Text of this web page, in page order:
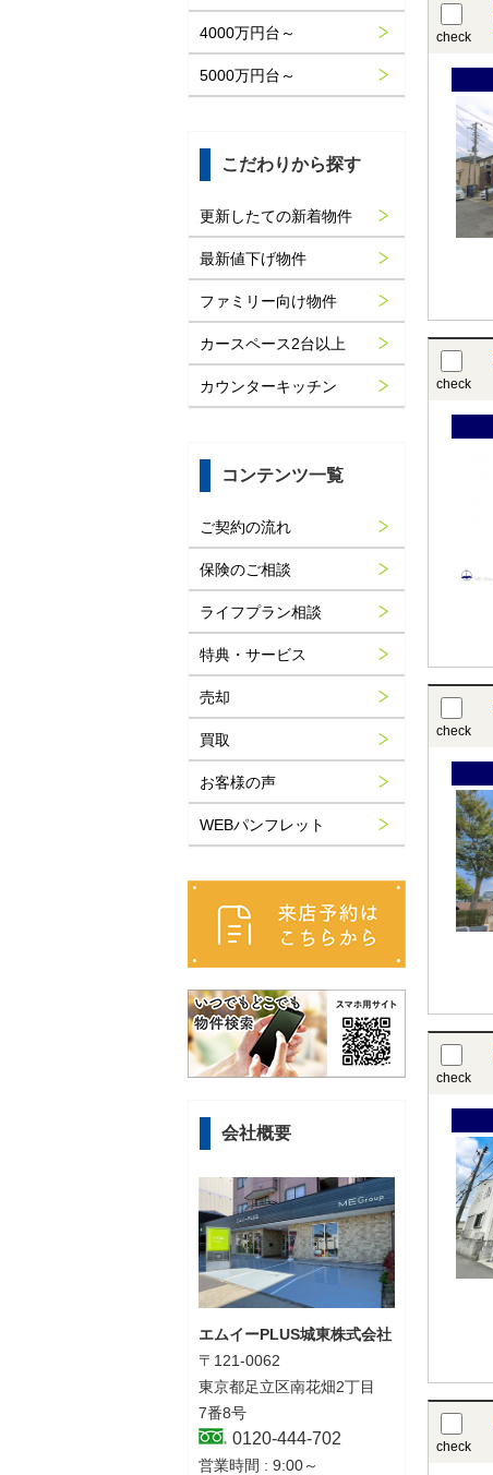
check
check
check
check
check
4000万円台～
5000万円台～
こだわりから探す
更新したての新着物件
最新値下げ物件
ファミリー向け物件
カースペース2台以上
カウンターキッチン
コンテンツ一覧
ご契約の流れ
保険のご相談
ライフプラン相談
特典・サービス
売却
買取
お客様の声
WEBパンフレット
会社概要
エムイーPLUS城東株式会社
〒121-0062
東京都足立区南花畑2丁目
7番8号
0120-444-702
営業時間 : 9:00～